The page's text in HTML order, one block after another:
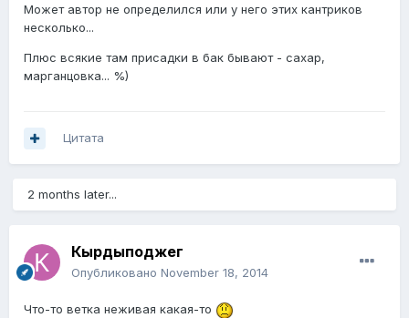
Может автор не определился или у него этих кантриков
несколько...
Плюс всякие там присадки в бак бывают - сахар,
марганцовка... %)
Цитата
2 months later...
Кырдыподжег
Опубликовано November 18, 2014
Что-то ветка неживая какая-то